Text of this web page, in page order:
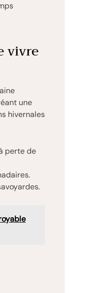
vivre
une
hivernales
perte de